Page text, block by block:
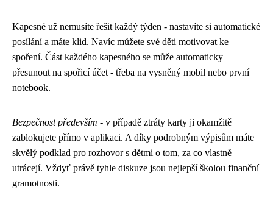
Kapesné už nemusíte řešit každý týden - nastavíte si automatické
posílání a máte klid. Navíc můžete své děti motivovat ke
spoření. Část každého kapesného se může automaticky
přesunout na spořicí účet - třeba na vysněný mobil nebo první
notebook.
Bezpečnost především - v případě ztráty karty ji okamžitě
zablokujete přímo v aplikaci. A díky podrobným výpisům máte
skvělý podklad pro rozhovor s dětmi o tom, za co vlastně
utrácejí. Vždyť právě tyhle diskuze jsou nejlepší školou finanční
gramotnosti.